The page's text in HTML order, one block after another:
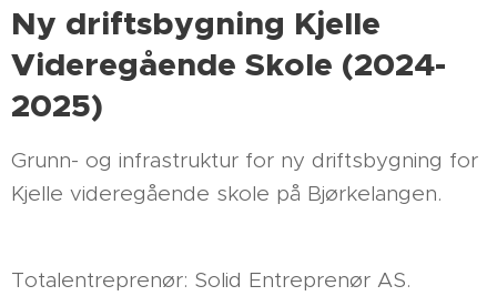
Ny driftsbygning Kjelle
Videregående Skole (2024-
2025)
Grunn- og infrastruktur for ny driftsbygning for
Kjelle videregående skole på Bjørkelangen.
Totalentreprenør: Solid Entreprenør AS.